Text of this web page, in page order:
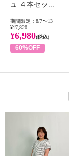
ュ ４本セッ...
期間限定：8/7〜13
¥17,820
¥6,980(税込)
60%OFF